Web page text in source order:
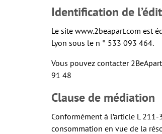
Identification de
Le site www.2beapart.com est
Lyon sous le n ° 533 093 464.
Vous pouvez contacter
91 48
Clause de médiation
Conformément à l’article L
consommation en vue de la